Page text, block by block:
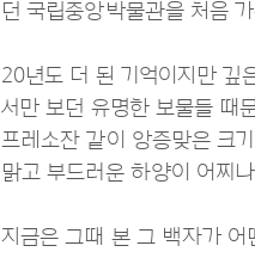
던 국립중앙박물관을 처음
20년도 더 된 기억이지만 깊
서만 보던 유명한 보물들 때
프레소잔 같이 앙증맞은 크
맑고 부드러운 하양이 어찌
지금은 그때 본 그 백자가 어